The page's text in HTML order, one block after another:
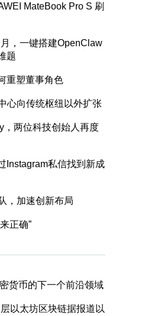
MateBook Pro S 刷
，一键搭建OpenClaw
题
重塑董事角色
心向传统枢纽以外扩张
，两位科技创始人再度
Instagram私信找到新成
，加速创新布局
正确”
货币的下一个前沿领域
以太坊区块链据报道以